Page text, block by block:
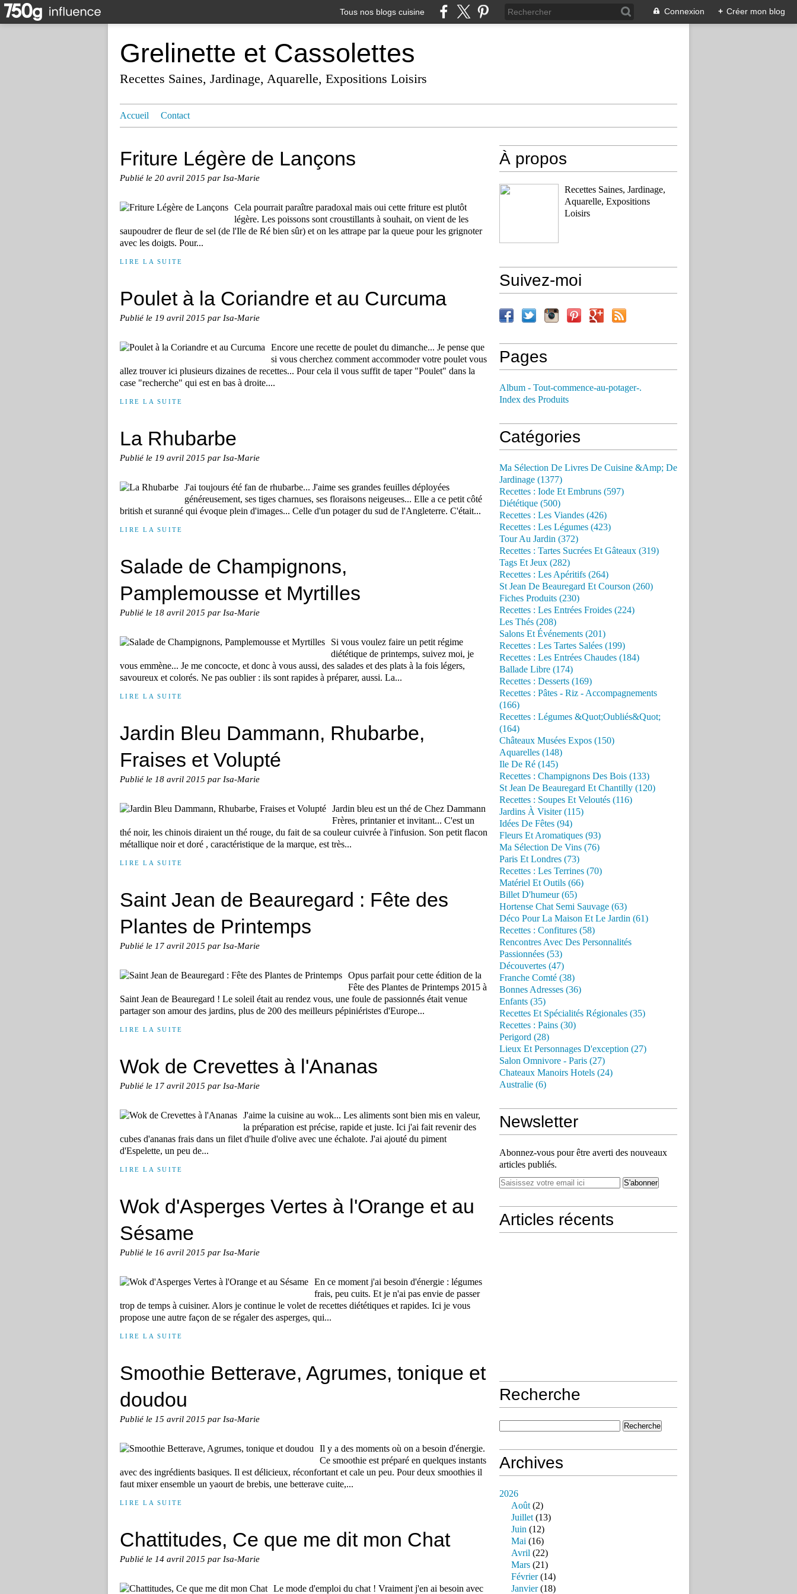
Tous nos blogs cuisine Connexion + Créer mon blog
Grelinette et Cassolettes
Recettes Saines, Jardinage, Aquarelle, Expositions Loisirs
Accueil Contact
Friture Légère de Lançons
Publié le 20 avril 2015 par Isa-Marie
Cela pourrait paraître paradoxal mais oui cette friture est plutôt
légère. Les poissons sont croustillants à souhait, on vient de les
saupoudrer de fleur de sel (de l'Ile de Ré bien sûr) et on les attrape par la queue pour les grignoter
avec les doigts. Pour...
LIRE LA SUITE
Poulet à la Coriandre et au Curcuma
Publié le 19 avril 2015 par Isa-Marie
Encore une recette de poulet du dimanche... Je pense que
si vous cherchez comment accommoder votre poulet vous
allez trouver ici plusieurs dizaines de recettes... Pour cela il vous suffit de taper "Poulet" dans la
case "recherche" qui est en bas à droite....
LIRE LA SUITE
La Rhubarbe
Publié le 19 avril 2015 par Isa-Marie
J'ai toujours été fan de rhubarbe... J'aime ses grandes feuilles déployées
généreusement, ses tiges charnues, ses floraisons neigeuses... Elle a ce petit côté
british et suranné qui évoque plein d'images... Celle d'un potager du sud de l'Angleterre. C'était...
LIRE LA SUITE
Salade de Champignons,
Pamplemousse et Myrtilles
Publié le 18 avril 2015 par Isa-Marie
Si vous voulez faire un petit régime
diététique de printemps, suivez moi, je
vous emmène... Je me concocte, et donc à vous aussi, des salades et des plats à la fois légers,
savoureux et colorés. Ne pas oublier : ils sont rapides à préparer, aussi. La...
LIRE LA SUITE
Jardin Bleu Dammann, Rhubarbe,
Fraises et Volupté
Publié le 18 avril 2015 par Isa-Marie
Jardin bleu est un thé de Chez Dammann
Frères, printanier et invitant... C'est un
thé noir, les chinois diraient un thé rouge, du fait de sa couleur cuivrée à l'infusion. Son petit flacon
métallique noir et doré , caractéristique de la marque, est très...
LIRE LA SUITE
Saint Jean de Beauregard : Fête des
Plantes de Printemps
Publié le 17 avril 2015 par Isa-Marie
Opus parfait pour cette édition de la
Fête des Plantes de Printemps 2015 à
Saint Jean de Beauregard ! Le soleil était au rendez vous, une foule de passionnés était venue
partager son amour des jardins, plus de 200 des meilleurs pépiniéristes d'Europe...
LIRE LA SUITE
Wok de Crevettes à l'Ananas
Publié le 17 avril 2015 par Isa-Marie
J'aime la cuisine au wok... Les aliments sont bien mis en valeur,
la préparation est précise, rapide et juste. Ici j'ai fait revenir des
cubes d'ananas frais dans un filet d'huile d'olive avec une échalote. J'ai ajouté du piment
d'Espelette, un peu de...
LIRE LA SUITE
Wok d'Asperges Vertes à l'Orange et au
Sésame
Publié le 16 avril 2015 par Isa-Marie
En ce moment j'ai besoin d'énergie : légumes
frais, peu cuits. Et je n'ai pas envie de passer
trop de temps à cuisiner. Alors je continue le volet de recettes diététiques et rapides. Ici je vous
propose une autre façon de se régaler des asperges, qui...
LIRE LA SUITE
Smoothie Betterave, Agrumes, tonique et
doudou
Publié le 15 avril 2015 par Isa-Marie
Il y a des moments où on a besoin d'énergie.
Ce smoothie est préparé en quelques instants
avec des ingrédients basiques. Il est délicieux, réconfortant et cale un peu. Pour deux smoothies il
faut mixer ensemble un yaourt de brebis, une betterave cuite,...
LIRE LA SUITE
Chattitudes, Ce que me dit mon Chat
Publié le 14 avril 2015 par Isa-Marie
Le mode d'emploi du chat ! Vraiment j'en ai besoin avec
À propos
Recettes Saines, Jardinage,
Aquarelle, Expositions
Loisirs
Suivez-moi
Pages
Album - Tout-commence-au-potager-.
Index des Produits
Catégories
Ma Sélection De Livres De Cuisine &Amp; De
Jardinage (1377)
Recettes : Iode Et Embruns (597)
Diététique (500)
Recettes : Les Viandes (426)
Recettes : Les Légumes (423)
Tour Au Jardin (372)
Recettes : Tartes Sucrées Et Gâteaux (319)
Tags Et Jeux (282)
Recettes : Les Apéritifs (264)
St Jean De Beauregard Et Courson (260)
Fiches Produits (230)
Recettes : Les Entrées Froides (224)
Les Thés (208)
Salons Et Événements (201)
Recettes : Les Tartes Salées (199)
Recettes : Les Entrées Chaudes (184)
Ballade Libre (174)
Recettes : Desserts (169)
Recettes : Pâtes - Riz - Accompagnements
(166)
Recettes : Légumes &Quot;Oubliés&Quot;
(164)
Châteaux Musées Expos (150)
Aquarelles (148)
Ile De Ré (145)
Recettes : Champignons Des Bois (133)
St Jean De Beauregard Et Chantilly (120)
Recettes : Soupes Et Veloutés (116)
Jardins À Visiter (115)
Idées De Fêtes (94)
Fleurs Et Aromatiques (93)
Ma Sélection De Vins (76)
Paris Et Londres (73)
Recettes : Les Terrines (70)
Matériel Et Outils (66)
Billet D'humeur (65)
Hortense Chat Semi Sauvage (63)
Déco Pour La Maison Et Le Jardin (61)
Recettes : Confitures (58)
Rencontres Avec Des Personnalités
Passionnées (53)
Découvertes (47)
Franche Comté (38)
Bonnes Adresses (36)
Enfants (35)
Recettes Et Spécialités Régionales (35)
Recettes : Pains (30)
Perigord (28)
Lieux Et Personnages D'exception (27)
Salon Omnivore - Paris (27)
Chateaux Manoirs Hotels (24)
Australie (6)
Newsletter
Abonnez-vous pour être averti des nouveaux
articles publiés.
Articles récents
Recherche
Archives
2026
Août(2)
Juillet(13)
Juin (12)
Mai (16)
Avril (22)
Mars (21)
Février(14)
Janvier(18)